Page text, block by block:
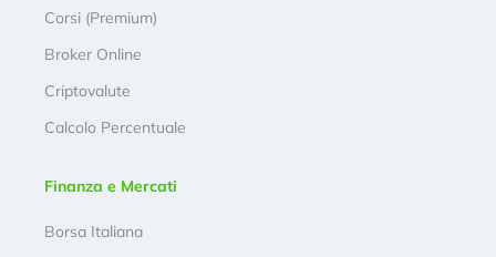
Corsi (Premium)
Broker Online
Criptovalute
Calcolo Percentuale
Finanza e Mercati
Borsa Italiana